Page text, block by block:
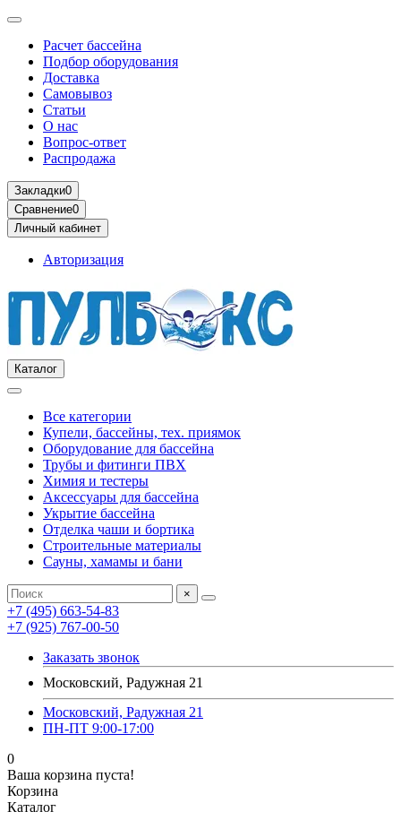
Расчет бассейна
Подбор оборудования
Доставка
Самовывоз
Статьи
О нас
Вопрос-ответ
Распродажа
Закладки0
Сравнение0
Личный кабинет
Авторизация
Каталог
Все категории
Купели, бассейны, тех. приямок
Оборудование для бассейна
Трубы и фитинги ПВХ
Химия и тестеры
Аксессуары для бассейна
Укрытие бассейна
Отделка чаши и бортика
Строительные материалы
Сауны, хамамы и бани
×
+7 (495) 663-54-83
+7 (925) 767-00-50
Заказать звонок
Московский, Радужная 21
Московский, Радужная 21
ПН-ПТ 9:00-17:00
0
Ваша корзина пуста!
Корзина
Каталог